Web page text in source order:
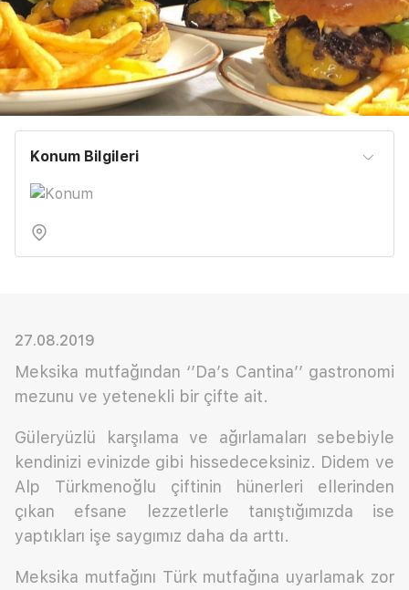
Konum Bilgileri
27.08.2019
Meksika mutfağından ‘’Da’s Cantina’’ gastronomi
mezunu ve yetenekli bir çifte ait.
Güleryüzlü karşılama ve ağırlamaları sebebiyle
kendinizi evinizde gibi hissedeceksiniz. Didem ve
Alp Türkmenoğlu çiftinin hünerleri ellerinden
çıkan efsane lezzetlerle tanıştığımızda ise
yaptıkları işe saygımız daha da arttı.
Meksika mutfağını Türk mutfağına uyarlamak zor